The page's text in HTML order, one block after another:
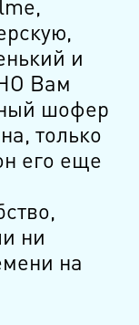
и
Вам
шофер
только
его еще
ни
на